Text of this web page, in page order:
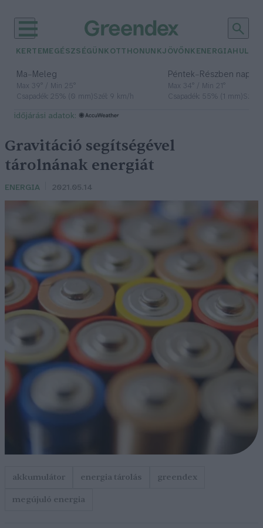
KERTEM EGÉSZSÉGÜNK OTTHONUNKJÖVŐNK ENERGIA
Ma– Meleg
Max 39° / Min 25°
Csapadék: 25% (0 mm)Szél: 9 km/h
Péntek– Részben
Max 34° / Min 21°
Csapadék: 55% (1 mm)Szél:
időjárási adatok:
Gravitáció segítségével
tárolnának energiát
ENERGIA 2021.05.14
akkumulátor energia tárolás
greendex
megújuló energia